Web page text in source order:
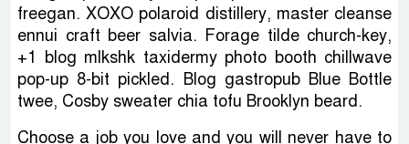
freegan. XOXO polaroid distillery, master cleanse
ennui craft beer salvia. Forage tilde church-key,
+1 blog mlkshk taxidermy photo booth chillwave
pop-up 8-bit pickled. Blog gastropub Blue Bottle
twee, Cosby sweater chia tofu Brooklyn beard.
Choose a job you love and you will never have to